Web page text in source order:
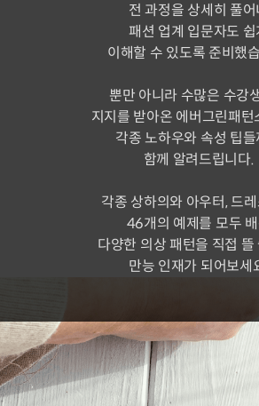
전 과정을 상세히 풀어
패션 업계 입문자도 쉽
이해할 수 있도록 준비했
뿐만 아니라 수많은 수강
지지를 받아온 에버그린패턴
각종 노하우와 속성 팁들
함께 알려드립니다.
각종 상하의와 아우터, 드레
46개의 예제를 모두 배
다양한 의상 패턴을 직접 뜰
만능 인재가 되어보세
각종 블락(기본 패턴)